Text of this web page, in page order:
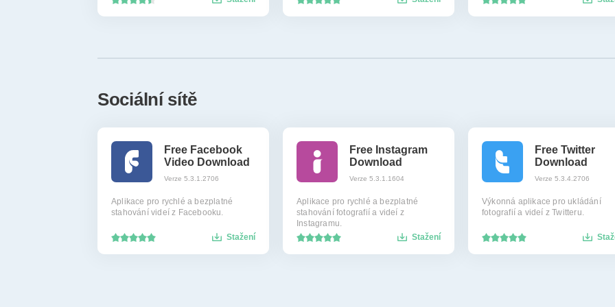
Sociální sítě
Free Facebook
Video Download
Verze 5.3.1.2706
Aplikace pro rychlé a bezplatné
stahování videí z Facebooku.
Stažení
Free Instagram
Download
Verze 5.3.1.1604
Aplikace pro rychlé a bezplatné
stahování fotografií a videí z
Instagramu.
Stažení
Free Twitter
Download
Verze 5.3.4.2706
Výkonná aplikace pro ukládání
fotografií a videí z Twitteru.